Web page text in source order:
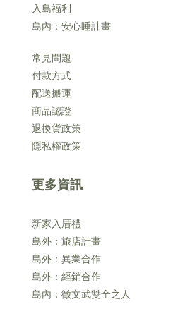
入島福利
島內：安心睡計畫
常見問題
付款方式
配送搬運
商品認證
退換貨政策
隱私權政策
更多資訊
新家入厝禮
島外：旅店計畫
島外：異業合作
島外：經銷合作
島內：徵文武雙全之人